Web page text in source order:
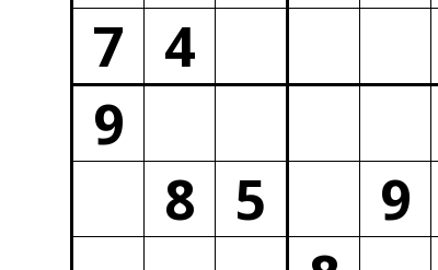
7 4
9
8 5
9